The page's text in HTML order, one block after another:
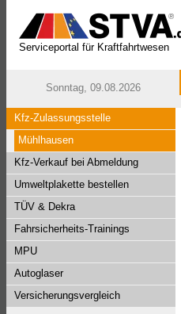
Serviceportal für Kraftfahrtwesen
Sonntag, 09.08.2026
Kfz-Zulassungsstelle
Mühlhausen
Kfz-Verkauf bei Abmeldung
Umweltplakette bestellen
TÜV & Dekra
Fahrsicherheits-Trainings
MPU
Autoglaser
Versicherungsvergleich